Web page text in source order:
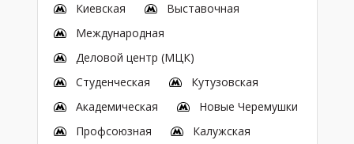
Киевская
Выставочная
Международная
Деловой центр (МЦК)
Студенческая
Кутузовская
Академическая
Новые Черемушки
Профсоюзная
Калужская